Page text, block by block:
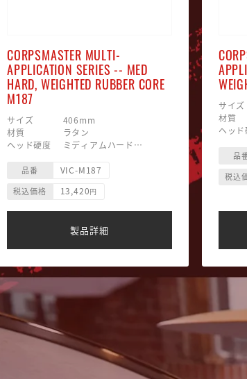
CORPSMASTER MULTI-
APPLICATION SERIES -- MED
HARD, WEIGHTED RUBBER CORE
M187
サイズ 406mm
材質 ラタン
ヘッド硬度 ミディアムハード
ヘッド形状 マッシュルーム型
品番 VIC-M187
税込価格 13,420円
製品詳細
サ
材
ヘッ
ヘッ
品
税込